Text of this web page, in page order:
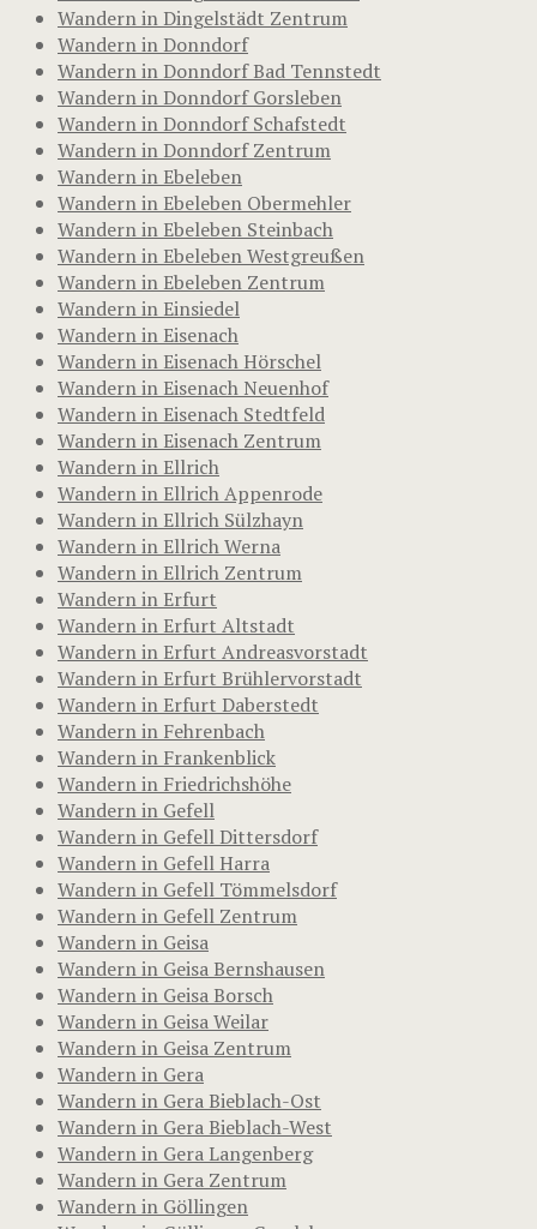
Wandern in Dingelstädt Zentrum
Wandern in Donndorf
Wandern in Donndorf Bad Tennstedt
Wandern in Donndorf Gorsleben
Wandern in Donndorf Schafstedt
Wandern in Donndorf Zentrum
Wandern in Ebeleben
Wandern in Ebeleben Obermehler
Wandern in Ebeleben Steinbach
Wandern in Ebeleben Westgreußen
Wandern in Ebeleben Zentrum
Wandern in Einsiedel
Wandern in Eisenach
Wandern in Eisenach Hörschel
Wandern in Eisenach Neuenhof
Wandern in Eisenach Stedtfeld
Wandern in Eisenach Zentrum
Wandern in Ellrich
Wandern in Ellrich Appenrode
Wandern in Ellrich Sülzhayn
Wandern in Ellrich Werna
Wandern in Ellrich Zentrum
Wandern in Erfurt
Wandern in Erfurt Altstadt
Wandern in Erfurt Andreasvorstadt
Wandern in Erfurt Brühlervorstadt
Wandern in Erfurt Daberstedt
Wandern in Fehrenbach
Wandern in Frankenblick
Wandern in Friedrichshöhe
Wandern in Gefell
Wandern in Gefell Dittersdorf
Wandern in Gefell Harra
Wandern in Gefell Tömmelsdorf
Wandern in Gefell Zentrum
Wandern in Geisa
Wandern in Geisa Bernshausen
Wandern in Geisa Borsch
Wandern in Geisa Weilar
Wandern in Geisa Zentrum
Wandern in Gera
Wandern in Gera Bieblach-Ost
Wandern in Gera Bieblach-West
Wandern in Gera Langenberg
Wandern in Gera Zentrum
Wandern in Göllingen